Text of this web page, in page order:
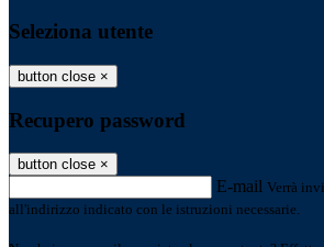
Seleziona utente
button close ×
Recupero password
button close ×
E-mail Verrà
all'indirizzo indicato con le istruzioni necessarie.